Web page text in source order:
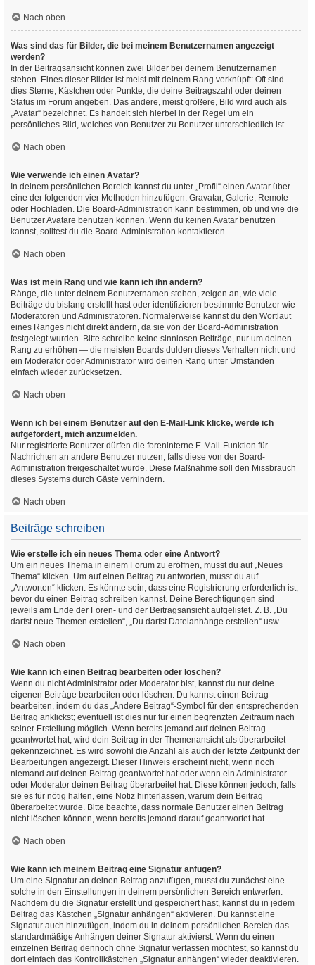
Nach oben
Was sind das für Bilder, die bei meinem Benutzernamen angezeigt
werden?
In der Beitragsansicht können zwei Bilder bei deinem Benutzernamen
stehen. Eines dieser Bilder ist meist mit deinem Rang verknüpft: Oft sind
dies Sterne, Kästchen oder Punkte, die deine Beitragszahl oder deinen
Status im Forum angeben. Das andere, meist größere, Bild wird auch als
„Avatar“ bezeichnet. Es handelt sich hierbei in der Regel um ein
persönliches Bild, welches von Benutzer zu Benutzer unterschiedlich ist.
Nach oben
Wie verwende ich einen Avatar?
In deinem persönlichen Bereich kannst du unter „Profil“ einen Avatar über
eine der folgenden vier Methoden hinzufügen: Gravatar, Galerie, Remote
oder Hochladen. Die Board-Administration kann bestimmen, ob und wie die
Benutzer Avatare benutzen können. Wenn du keinen Avatar benutzen
kannst, solltest du die Board-Administration kontaktieren.
Nach oben
Was ist mein Rang und wie kann ich ihn ändern?
Ränge, die unter deinem Benutzernamen stehen, zeigen an, wie viele
Beiträge du bislang erstellt hast oder identifizieren bestimmte Benutzer wie
Moderatoren und Administratoren. Normalerweise kannst du den Wortlaut
eines Ranges nicht direkt ändern, da sie von der Board-Administration
festgelegt wurden. Bitte schreibe keine sinnlosen Beiträge, nur um deinen
Rang zu erhöhen — die meisten Boards dulden dieses Verhalten nicht und
ein Moderator oder Administrator wird deinen Rang unter Umständen
einfach wieder zurücksetzen.
Nach oben
Wenn ich bei einem Benutzer auf den E-Mail-Link klicke, werde ich
aufgefordert, mich anzumelden.
Nur registrierte Benutzer dürfen die foreninterne E-Mail-Funktion für
Nachrichten an andere Benutzer nutzen, falls diese von der Board-
Administration freigeschaltet wurde. Diese Maßnahme soll den Missbrauch
dieses Systems durch Gäste verhindern.
Nach oben
Beiträge schreiben
Wie erstelle ich ein neues Thema oder eine Antwort?
Um ein neues Thema in einem Forum zu eröffnen, musst du auf „Neues
Thema“ klicken. Um auf einen Beitrag zu antworten, musst du auf
„Antworten“ klicken. Es könnte sein, dass eine Registrierung erforderlich ist,
bevor du einen Beitrag schreiben kannst. Deine Berechtigungen sind
jeweils am Ende der Foren- und der Beitragsansicht aufgelistet. Z. B. „Du
darfst neue Themen erstellen“, „Du darfst Dateianhänge erstellen“ usw.
Nach oben
Wie kann ich einen Beitrag bearbeiten oder löschen?
Wenn du nicht Administrator oder Moderator bist, kannst du nur deine
eigenen Beiträge bearbeiten oder löschen. Du kannst einen Beitrag
bearbeiten, indem du das „Ändere Beitrag“-Symbol für den entsprechenden
Beitrag anklickst; eventuell ist dies nur für einen begrenzten Zeitraum nach
seiner Erstellung möglich. Wenn bereits jemand auf deinen Beitrag
geantwortet hat, wird dein Beitrag in der Themenansicht als überarbeitet
gekennzeichnet. Es wird sowohl die Anzahl als auch der letzte Zeitpunkt der
Bearbeitungen angezeigt. Dieser Hinweis erscheint nicht, wenn noch
niemand auf deinen Beitrag geantwortet hat oder wenn ein Administrator
oder Moderator deinen Beitrag überarbeitet hat. Diese können jedoch, falls
sie es für nötig halten, eine Notiz hinterlassen, warum dein Beitrag
überarbeitet wurde. Bitte beachte, dass normale Benutzer einen Beitrag
nicht löschen können, wenn bereits jemand darauf geantwortet hat.
Nach oben
Wie kann ich meinem Beitrag eine Signatur anfügen?
Um eine Signatur an deinen Beitrag anzufügen, musst du zunächst eine
solche in den Einstellungen in deinem persönlichen Bereich entwerfen.
Nachdem du die Signatur erstellt und gespeichert hast, kannst du in jedem
Beitrag das Kästchen „Signatur anhängen“ aktivieren. Du kannst eine
Signatur auch hinzufügen, indem du in deinem persönlichen Bereich das
standardmäßige Anhängen deiner Signatur aktivierst. Wenn du einen
einzelnen Beitrag dennoch ohne Signatur verfassen möchtest, so kannst du
dort einfach das Kontrollkästchen „Signatur anhängen“ wieder deaktivieren.